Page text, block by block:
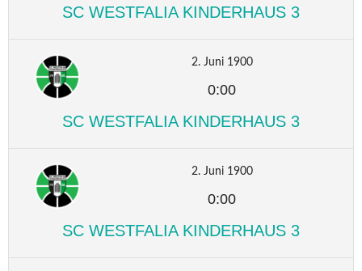
SC WESTFALIA KINDERHAUS 3
2. Juni 1900
0:00
SC WESTFALIA KINDERHAUS 3
2. Juni 1900
0:00
SC WESTFALIA KINDERHAUS 3